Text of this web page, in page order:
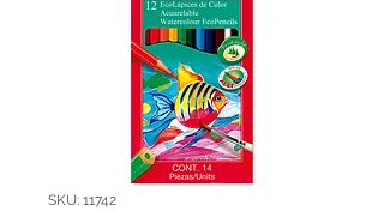
SKU: 11742